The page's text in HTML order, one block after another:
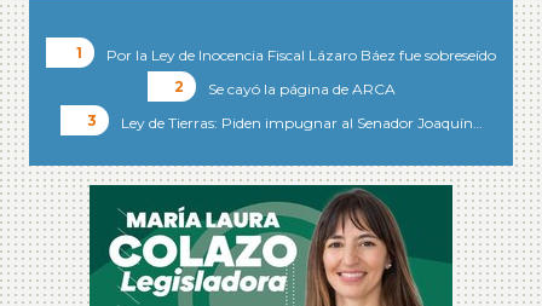
Por la Ley de Inocencia Fiscal Lázaro Báez fue sobreseído
Se cayó la página de ARCA
Ley de Tierras: Piden impugnar al Senador Joaquín…